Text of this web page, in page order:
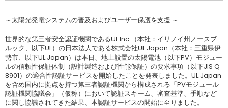
～太陽光発電システムの普及およびユーザー保護を支援 ～
世界的な第三者安全認証機関であるUL Inc.（本社：イリノイ州ノースブ
ルック、以下UL）の日本法人である株式会社UL Japan（本社：三重県伊
勢市、以下UL Japan）は本日、地上設置の太陽電池（以下PV）モジュー
ルの信頼性保証体制（設計製造および性能保証）の要求事項（以下JIS Q
8901）の適合性認証サービスを開始したことを発表しました。UL Japan
を含め国内に拠点を持つ第三者認証機関から構成される「PVモジュール
認証機関協議会」（仮称）において認証スキーム、審査基準、手順など
に関し協議されてきた結果、本認証サービスの開始に至りました。